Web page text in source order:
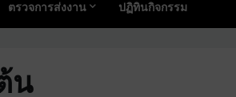
ตรวจการส่งงาน ปฏิทินกิจกรรม
น